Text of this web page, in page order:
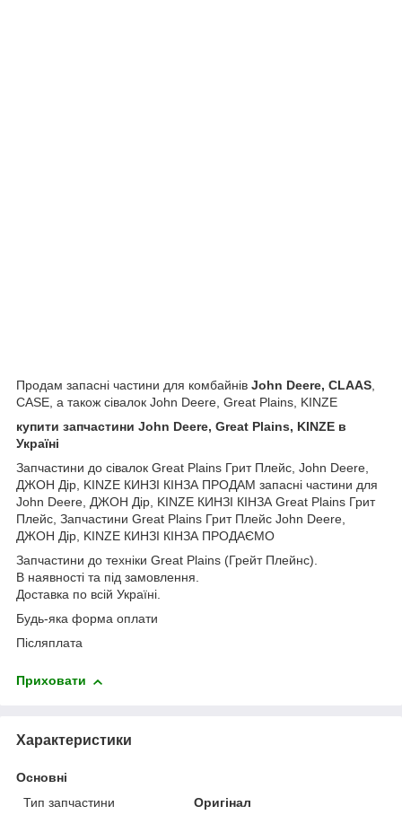
Продам запасні частини для комбайнів John Deere, CLAAS,
CASE, а також сівалок John Deere, Great Plains, KINZE
купити запчастини John Deere, Great Plains, KINZE в
Україні
Запчастини до сівалок Great Plains Грит Плейс, John Deere,
ДЖОН Дір, KINZE КИНЗІ КІНЗА ПРОДАМ запасні частини для
John Deere, ДЖОН Дір, KINZE КИНЗІ КІНЗА Great Plains Грит
Плейс, Запчастини Great Plains Грит Плейс John Deere,
ДЖОН Дір, KINZE КИНЗІ КІНЗА ПРОДАЄМО
Запчастини до техніки Great Plains (Грейт Плейнс).
В наявності та під замовлення.
Доставка по всій Україні.
Будь-яка форма оплати
Післяплата
Приховати
Характеристики
Основні
Тип запчастини
Оригінал